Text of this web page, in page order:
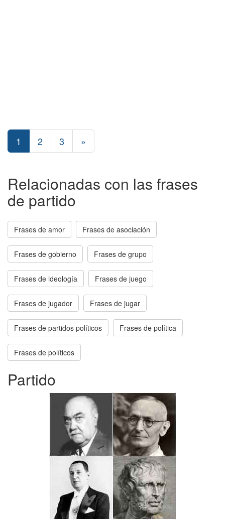
1 2 3 »
Relacionadas con las frases
de partido
Frases de amor Frases de asociación
Frases de gobierno Frases de grupo
Frases de ideología Frases de juego
Frases de jugador Frases de jugar
Frases de partidos políticos Frases de política
Frases de políticos
Partido